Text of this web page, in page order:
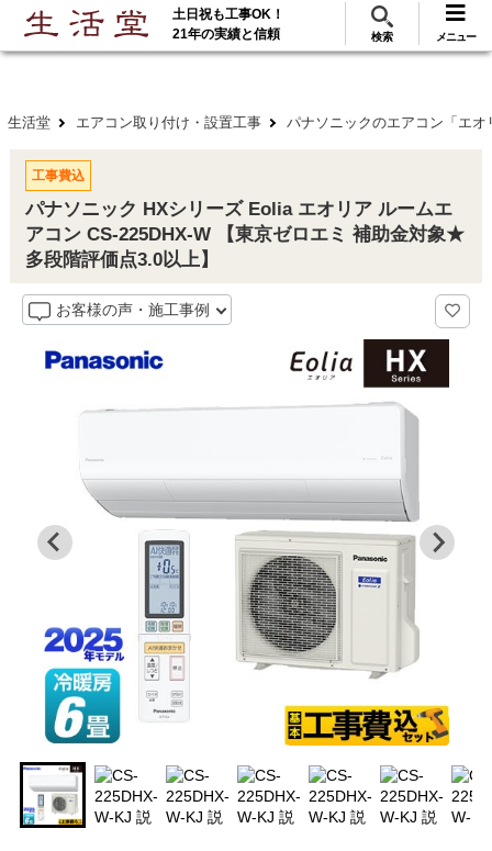
ご利用 288万･工事実績117万件! 無料見積
土日祝も工事OK！
21年の実績と信頼
検索 メニュー
生活堂 エアコン取り付け・設置工事 パナソニックのエアコン「エオ
工事費込
パナソニック HXシリーズ Eolia エオリア ルームエ
アコン CS-225DHX-W 【東京ゼロエミ 補助金対象★
多段階評価点3.0以上】
お客様の声・施工事例